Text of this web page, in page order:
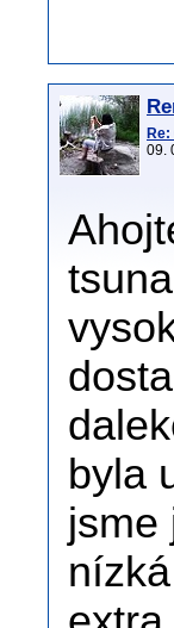
Re:
09.
byla
jsme